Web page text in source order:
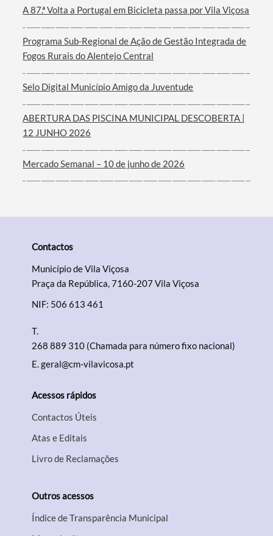
Filtros
A 87.ª Volta a Portugal em Bicicleta passa por Vila Viçosa
Programa Sub-Regional de Ação de Gestão Integrada de
Fogos Rurais do Alentejo Central
Selo Digital Município Amigo da Juventude
ABERTURA DAS PISCINA MUNICIPAL DESCOBERTA |
12 JUNHO 2026
Mercado Semanal – 10 de junho de 2026
Contactos
Município de Vila Viçosa
Praça da República, 7160-207 Vila Viçosa
NIF: 506 613 461
T.
268 889 310 (Chamada para número fixo nacional)
E.geral@cm-vilavicosa.pt
Acessos rápidos
Contactos Úteis
Atas e Editais
Livro de Reclamações
Outros acessos
Índice de Transparência Municipal